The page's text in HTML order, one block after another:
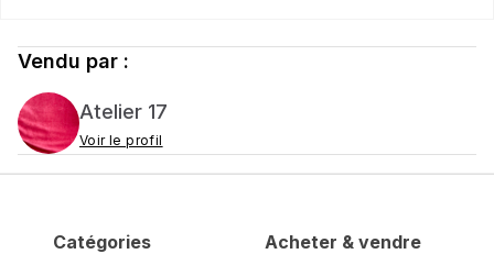
Vendu par :
Atelier 17
Voir le profil
Catégories Acheter & vendre